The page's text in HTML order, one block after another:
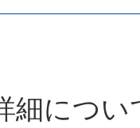
細につい